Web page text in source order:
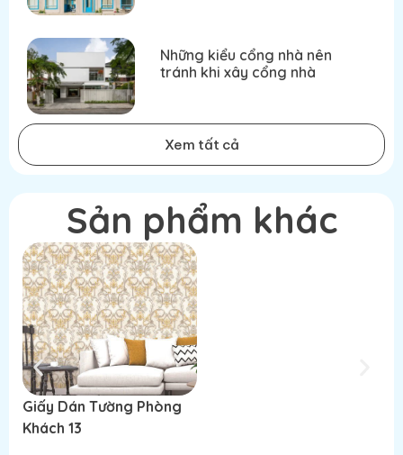
Những kiểu cổng nhà nên
tránh khi xây cổng nhà
Xem tất cả
Sản phẩm khác
Giấy Dán Tường Phòng
Khách 13